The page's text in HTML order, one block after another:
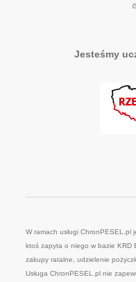
Jesteśmy
W ramach usługi
ktoś zapyta o niego w bazie KRD
zakupy ratalne, udzielenie
Usługa ChronPESEL.pl nie